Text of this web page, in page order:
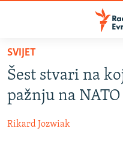
Pređite
na
glavni
sadržaj
Pređite
na
VIJESTI
BOSNA I HERCEGOVINA
SRBIJA
KOSOVO
SVIJET
Šest stvari na
pažnju na
Rikard Jozwiak